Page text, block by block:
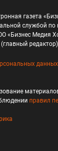
газета
службой по
«Бизнес Медия
данных
правил